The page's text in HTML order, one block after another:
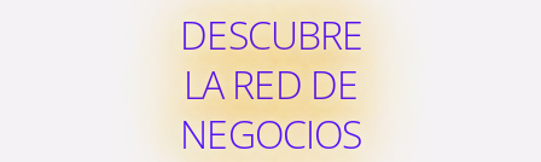
DESCUBRE
LA RED DE
NEGOCIOS